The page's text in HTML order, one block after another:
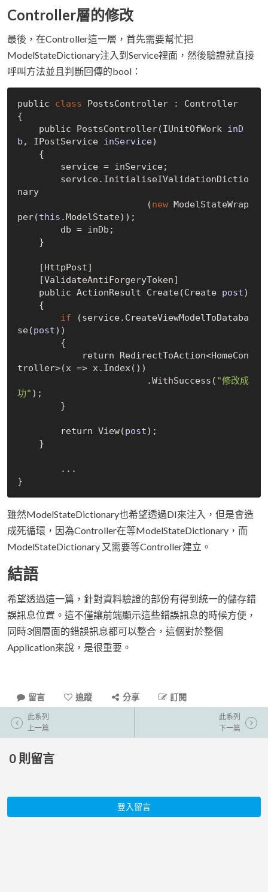
Controller層的修改
最後，在Controller這一層，首先需要幫忙把
ModelStateDictionary注入到Service裡面，然後驗證就直接
呼叫方法並且判斷回傳的bool：
public class PostsController : Controller
{
    public
PostsController(IUnitOfWork inD
b , IPostService inService)
nary
			(
new ModelStateWrap
per(this .ModelState) );
[HttpPost]
[ValidateAntiForgeryToken]
    public ActionResult
Create(Create post)
if (service. CreateViewModelToDataba
se(post) )
troller>(x => x. Index() )
			.
WithSuccess( "修改成
功" ) ;
        return
View(post) ;
    }
雖然ModelStateDictionary也希望透過DI來注入，但是會造
成死循環，因為Controller在等ModelStateDictionary，而
ModelStateDictionary 又需要等Controller建立。
結語
希望透過這一篇，針對資料驗證的部份有得到統一的儲存錯
誤訊息位置。這不僅讓前端顯示這些錯誤訊息的時候方便，
同時3個層面的錯誤訊息都可以整合，這個對於整個
Application來說，是很重要。
留言 追蹤 分享 訂閱
此系列
上一篇
此系列
下一篇
0 則留言
登入留言